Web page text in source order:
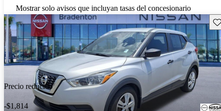
Mostrar solo avisos que incluyan tasas del concesionario
Precio reducido
-$1,814